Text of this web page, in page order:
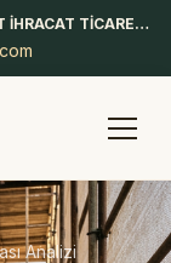
TYANA MİMARLIK İNŞAAT OTOMOTİV İTHALAT İHRACAT TİCARET LİMİTED ŞİRKETİ
Analizi